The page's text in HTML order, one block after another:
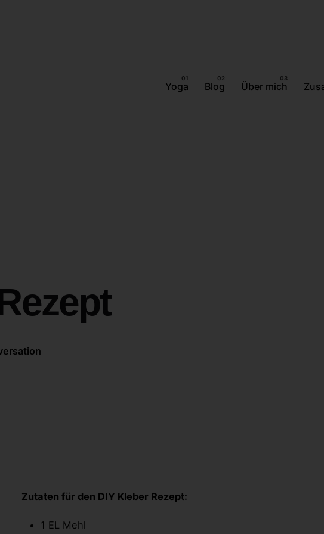
Yoga Blog Über mich
Zutaten für den DIY Kleber Rezept:
1 EL Mehl